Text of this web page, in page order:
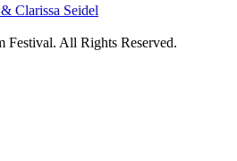
Clarissa Seidel
All Rights Reserved.